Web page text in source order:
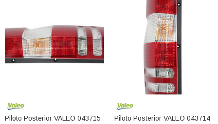
Piloto Posterior VALEO 043715
Piloto Posterior VALEO 043714